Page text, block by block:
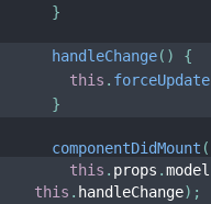
}
handleChange( )
{
this . forceUpdate
}
componentDidMount (
this . props .model
this . handleChange) ;